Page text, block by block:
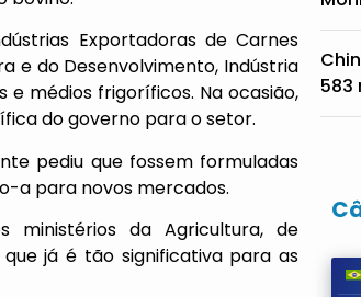
Exportadoras de Carnes
e do Desenvolvimento, Indústria
médios frigoríficos. Na ocasião,
do governo para o setor.
pediu que fossem formuladas
a para novos mercados.
ministérios da Agricultura, de
já é tão significativa para as
583